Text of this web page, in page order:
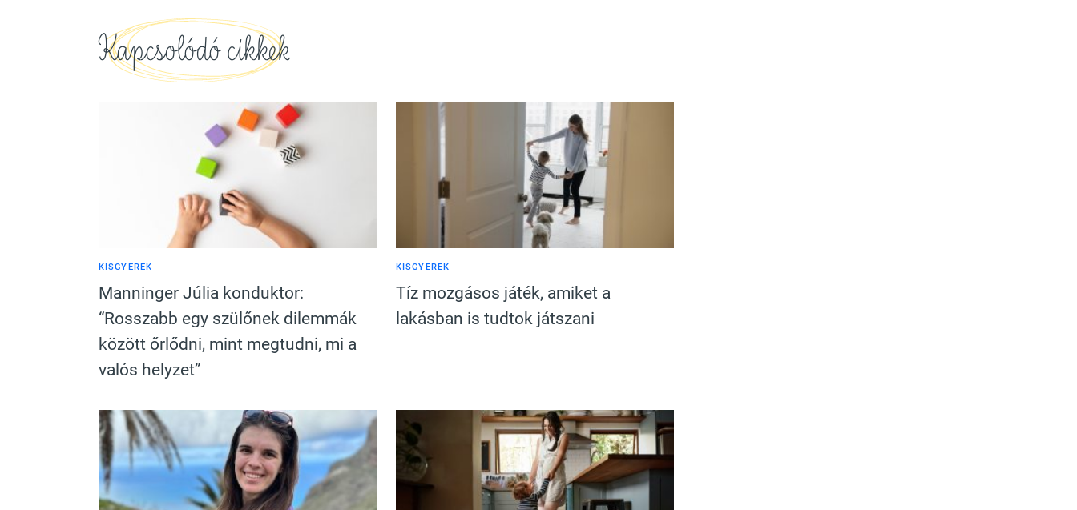
Kapcsolódó cikkek
KISGYEREK
Manninger Júlia konduktor:
“Rosszabb egy szülőnek dilemmák
között őrlődni, mint megtudni, mi a
valós helyzet”
KISGYEREK
Tíz mozgásos játék, amiket a
lakásban is tudtok játszani